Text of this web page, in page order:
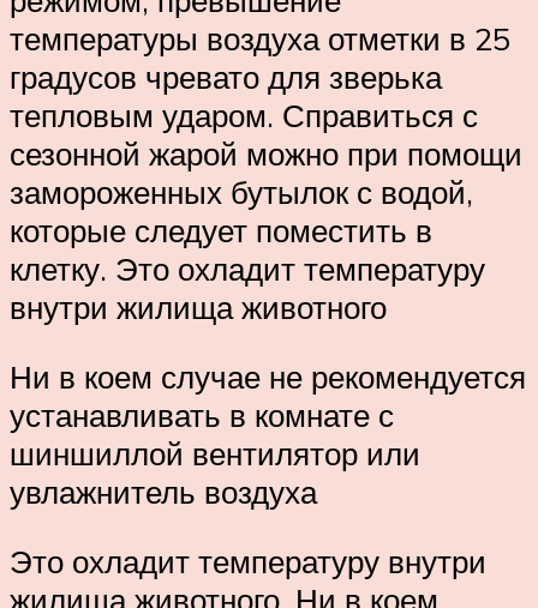
температуры воздуха отметки в 25
градусов чревато для зверька
тепловым ударом. Справиться с
сезонной жарой можно при помощи
замороженных бутылок с водой,
которые следует поместить в
клетку. Это охладит температуру
внутри жилища животного
Ни в коем случае не рекомендуется
устанавливать в комнате с
шиншиллой вентилятор или
увлажнитель воздуха
Это охладит температуру внутри
жилища животного. Ни в коем